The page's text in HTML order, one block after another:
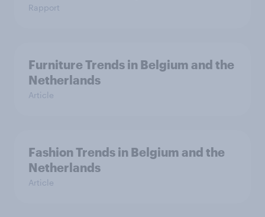
Rapport
Furniture Trends in Belgium and the
Netherlands
Article
Fashion Trends in Belgium and the
Netherlands
Article